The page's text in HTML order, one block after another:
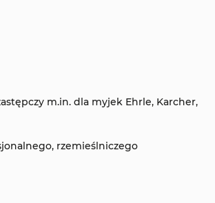
m.in. dla myjek Ehrle, Karcher,
rzemieślniczego